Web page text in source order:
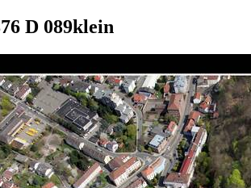
D 089klein